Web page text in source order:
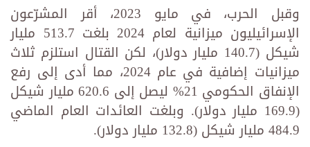
وقبل الحرب، في مايو 2023، أقر المشرّعون
الإسرائيليون ميزانية لعام 2024 بلغت 513.7 مليار
شيكل (140.7 مليار دولار)، لكن القتال استلزم ثلاث
ميزانيات إضافية في عام 2024، مما أدى إلى رفع
الإنفاق الحكومي 21% ليصل إلى 620.6 مليار شيكل
(169.9 مليار دولار). وبلغت العائدات العام الماضي
484.9 مليار شيكل (132.8 مليار دولار).